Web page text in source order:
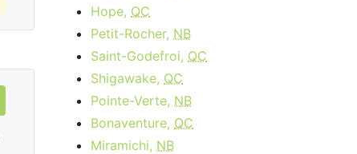
Hope, QC
Petit-Rocher, NB
Saint-Godefroi, QC
Shigawake, QC
Pointe-Verte, NB
Bonaventure, QC
Miramichi, NB